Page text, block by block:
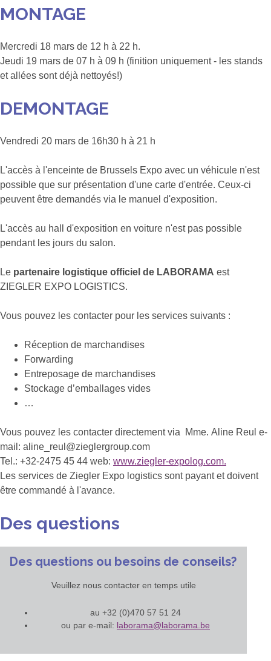
MONTAGE
Mercredi 18 mars de 12 h à 22 h.
Jeudi 19 mars de 07 h à 09 h (finition uniquement - les stands
et allées sont déjà nettoyés!)
DEMONTAGE
Vendredi 20 mars de 16h30 h à 21 h
L'accès à l'enceinte de Brussels Expo avec un véhicule n'est
possible que sur présentation d'une carte d'entrée. Ceux-ci
peuvent être demandés via le manuel d'exposition.
L'accès au hall d'exposition en voiture n'est pas possible
pendant les jours du salon.
Le partenaire logistique officiel de LABORAMA est
ZIEGLER EXPO LOGISTICS.
Vous pouvez les contacter pour les services suivants :
Réception de marchandises
Forwarding
Entreposage de marchandises
Stockage d’emballages vides
…
Vous pouvez les contacter directement via Mme. Aline Reul e-
mail: aline_reul@zieglergroup.com
Tel.: +32-2475 45 44 web: www.ziegler-expolog.com.
Les services de Ziegler Expo logistics sont payant et doivent
être commandé à l'avance.
Des questions
Des questions ou besoins de conseils?
Veuillez nous contacter en temps utile
au +32 (0)470 57 51 24
ou par e-mail: laborama@laborama.be